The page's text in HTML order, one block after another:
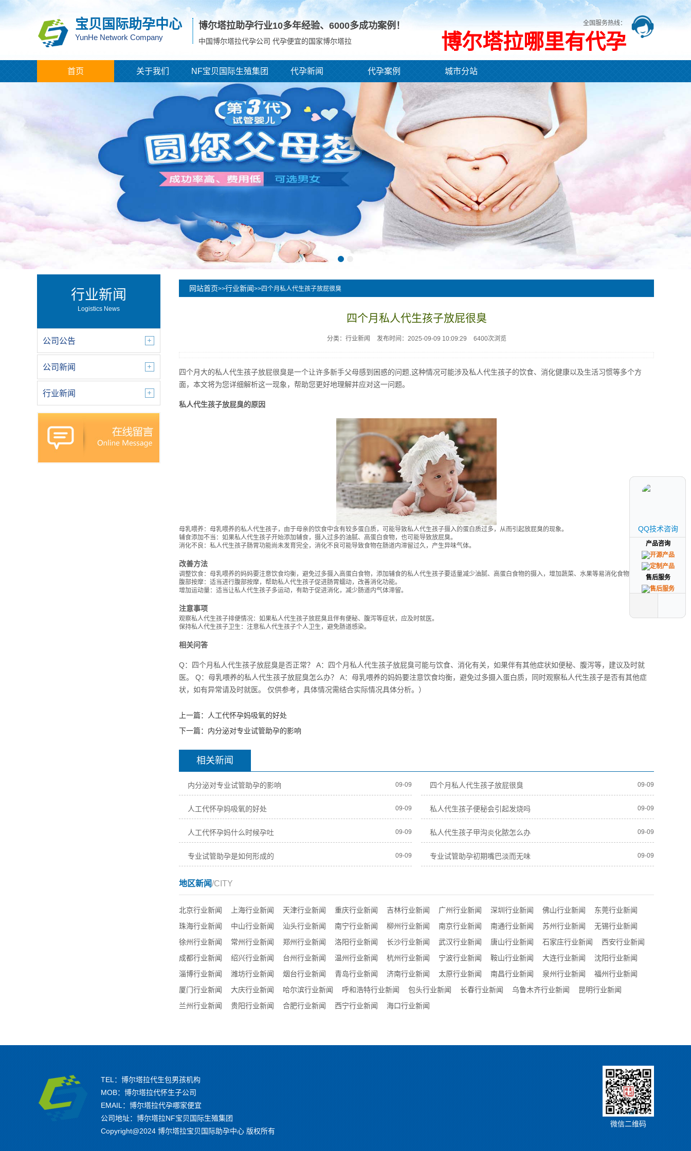
宝贝国际助孕中心
YunHe Network Company
博尔塔拉助孕行业10多年经验、 6000多成功案例！
中国博尔塔拉代孕公司 代孕便宜的国家博尔塔拉
全国服务热线：
博尔塔拉哪里有代孕
首页 关于我们 NF宝贝国际生殖集团 代孕新闻 代孕案例 城市分站
行业新闻
Logistics News
公司公告
公司新闻
行业新闻
网站首页>>行业新闻>>四个月私人代生孩子放屁很臭
四个月私人代生孩子放屁很臭
分类：行业新闻 发布时间：2025-09-09 10:09:29 6400次浏览
四个月大的私人代生孩子放屁很臭是一个让许多新手父母感到困惑的问题,这种情况可能涉及私人代生孩子的饮食、消化健康以及生活习惯等多个方
面，本文将为您详细解析这一现象，帮助您更好地理解并应对这一问题。
私人代生孩子放屁臭的原因
母乳喂养：母乳喂养的私人代生孩子，由于母亲的饮食中含有较多蛋白质，可能导致私人代生孩子摄入的蛋白质过多，从而引起放屁臭的现象。
辅食添加不当：如果私人代生孩子开始添加辅食，摄入过多的油腻、高蛋白食物，也可能导致放屁臭。
消化不良：私人代生孩子肠胃功能尚未发育完全，消化不良可能导致食物在肠道内滞留过久，产生异味气体。
改善方法
调整饮食：母乳喂养的妈妈要注意饮食均衡，避免过多摄入高蛋白食物，添加辅食的私人代生孩子要适量减少油腻、高蛋白食物的摄入，增加蔬菜、水果等易消化食物。
腹部按摩：适当进行腹部按摩，帮助私人代生孩子促进肠胃蠕动，改善消化功能。
增加运动量：适当让私人代生孩子多运动，有助于促进消化，减少肠道内气体滞留。
注意事项
观察私人代生孩子排便情况：如果私人代生孩子放屁臭且伴有便秘、腹泻等症状，应及时就医。
保持私人代生孩子卫生：注意私人代生孩子个人卫生，避免肠道感染。
相关问答
Q：四个月私人代生孩子放屁臭是否正常？ A：四个月私人代生孩子放屁臭可能与饮食、消化有关，如果伴有其他症状如便秘、腹泻等，建议及时就
医。 Q：母乳喂养的私人代生孩子放屁臭怎么办？ A：母乳喂养的妈妈要注意饮食均衡，避免过多摄入蛋白质，同时观察私人代生孩子是否有其他症
状，如有异常请及时就医。 仅供参考，具体情况需结合实际情况具体分析。）
上一篇：
人工代怀孕妈吸氧的好处
下一篇： 内分泌对专业试管助孕的影响
相关新闻
内分泌对专业试管助孕的影响 09-09 四个月私人代生孩子放屁很臭 09-09
人工代怀孕妈吸氧的好处 09-09 私人代生孩子便秘会引起发烧吗 09-09
人工代怀孕妈什么时候孕吐 09-09 私人代生孩子甲沟炎化脓怎么办 09-09
专业试管助孕是如何形成的 09-09 专业试管助孕初期嘴巴淡而无味 09-09
地区新闻/CITY
北京行业新闻 上海行业新闻 天津行业新闻 重庆行业新闻 吉林行业新闻 广州行业新闻 深圳行业新闻 佛山行业新闻
东莞行业新闻
珠海行业新闻
中山行业新闻 汕头行业新闻 南宁行业新闻 柳州行业新闻 南京行业新闻 南通行业新闻 苏州行业新闻
无锡行业新闻
徐州行业新闻
常州行业新闻 郑州行业新闻 洛阳行业新闻 长沙行业新闻 武汉行业新闻 唐山行业新闻 石家庄行业新闻
西安行业新闻
成都行业新闻
绍兴行业新闻 台州行业新闻 温州行业新闻 杭州行业新闻 宁波行业新闻 鞍山行业新闻 大连行业新闻
沈阳行业新闻
淄博行业新闻
潍坊行业新闻 烟台行业新闻 青岛行业新闻 济南行业新闻 太原行业新闻 南昌行业新闻 泉州行业新闻
福州行业新闻
厦门行业新闻
大庆行业新闻 哈尔滨行业新闻 呼和浩特行业新闻 包头行业新闻 长春行业新闻 乌鲁木齐行业新闻
昆明行业新闻
兰州行业新闻
贵阳行业新闻 合肥行业新闻 西宁行业新闻 海口行业新闻
QQ技术咨询
产品咨询
售后服务
QQ技术咨询
产品咨询
售后服务
TEL：博尔塔拉代生包男孩机构
MOB：博尔塔拉代怀生子公司
EMAIL：博尔塔拉代孕哪家便宜
公司地址：博尔塔拉NF宝贝国际生殖集团
Copyright@2024 博尔塔拉宝贝国际助孕中心 版权所有
微信二维码